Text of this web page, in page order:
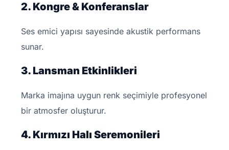
2. Kongre & Konferanslar
Ses emici yapısı sayesinde akustik performans
sunar.
3. Lansman Etkinlikleri
Marka imajına uygun renk seçimiyle profesyonel
bir atmosfer oluşturur.
4. Kırmızı Halı Seremonileri